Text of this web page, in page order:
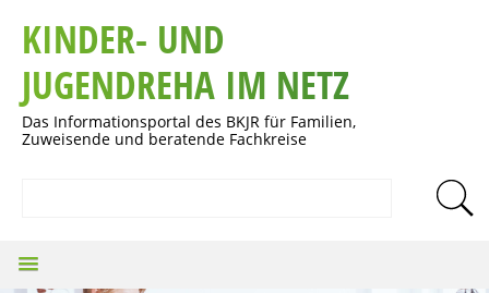
KINDER- UND
JUGENDREHA IM NETZ
Das Informationsportal des BKJR für Familien,
Zuweisende und beratende Fachkreise